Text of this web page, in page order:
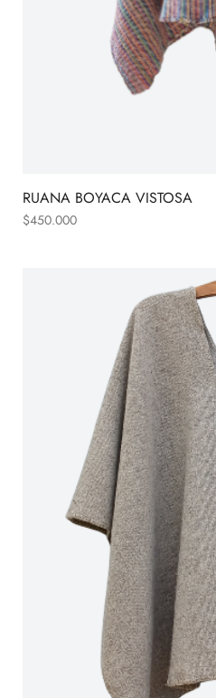
RUANA BOYACA VISTOSA
$450.000